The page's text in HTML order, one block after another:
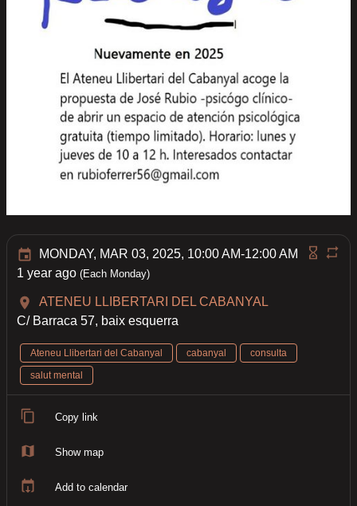
MONDAY, MAR 03, 2025, 10:00 AM-12:00 AM
1 year ago (Each Monday)
ATENEU LLIBERTARI DEL CABANYAL
C/ Barraca 57, baix esquerra
Ateneu Llibertari del Cabanyal cabanyal
consulta
salut mental
Copy link
Show map
Add to calendar